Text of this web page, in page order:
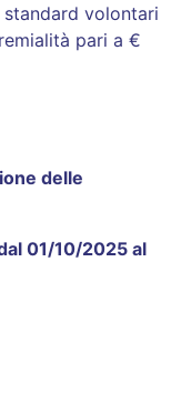
volontari
pari a €
delle
01/10/2025 al